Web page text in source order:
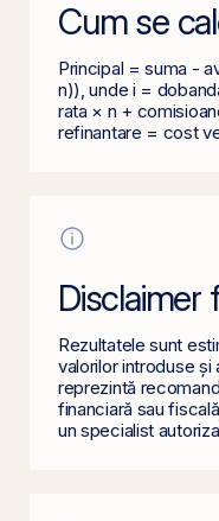
Cum se
Principal = suma -
n)), unde i =
rata × n +
refinantare = cost
Disclaimer
Rezultatele sunt
valorilor introduse
reprezintă
financiară sau
un specialist